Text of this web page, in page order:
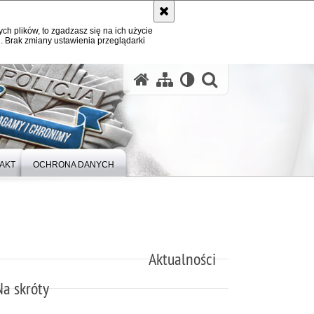
plików, to zgadzasz się na ich użycie
zmiany ustawienia przeglądarki
OCHRONA DANYCH
Aktualności
skróty